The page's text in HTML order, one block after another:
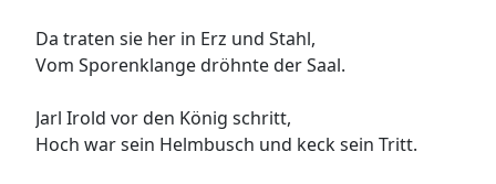
Da traten sie her in Erz und Stahl,
Vom Sporenklange dröhnte der Saal.
Jarl Irold vor den König schritt,
Hoch war sein Helmbusch und keck sein Tritt.